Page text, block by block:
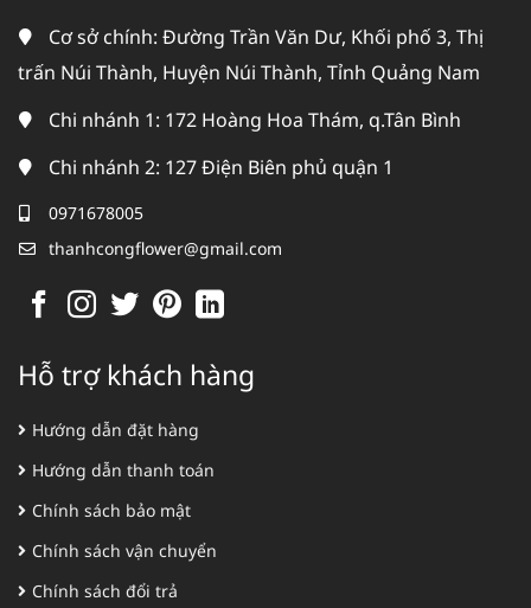
Cơ sở chính: Đường Trần Văn Dư, Khối phố 3, Thị
trấn Núi Thành, Huyện Núi Thành, Tỉnh Quảng Nam
Chi nhánh 1: 172 Hoàng Hoa Thám, q.Tân Bình
Chi nhánh 2: 127 Điện Biên phủ quận 1
0971678005
thanhcongflower@gmail.com
Hỗ trợ khách hàng
Hướng dẫn đặt hàng
Hướng dẫn thanh toán
Chính sách bảo mật
Chính sách vận chuyển
Chính sách đổi trả